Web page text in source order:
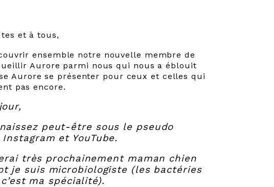
et à tous,
ensemble notre nouvelle membre de
Aurore parmi nous qui nous a éblouit
Aurore se présenter pour ceux et celles qui
pas encore.
peut-être sous le pseudo
et YouTube.
très prochainement maman chien
je suis microbiologiste (les bactéries
ma spécialité).